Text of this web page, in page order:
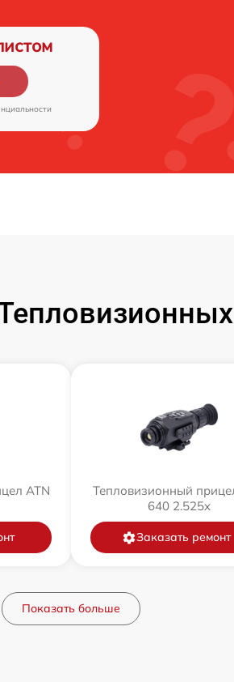
ATN
Тепловизионный
640 2.525x
Заказать ремонт
Показать больше